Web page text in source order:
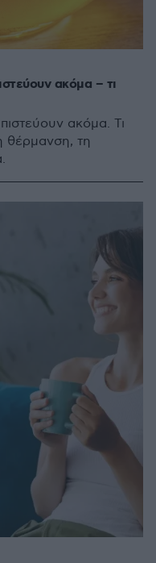
ακόμα – τι
ακόμα. Τι
θέρμανση, τη